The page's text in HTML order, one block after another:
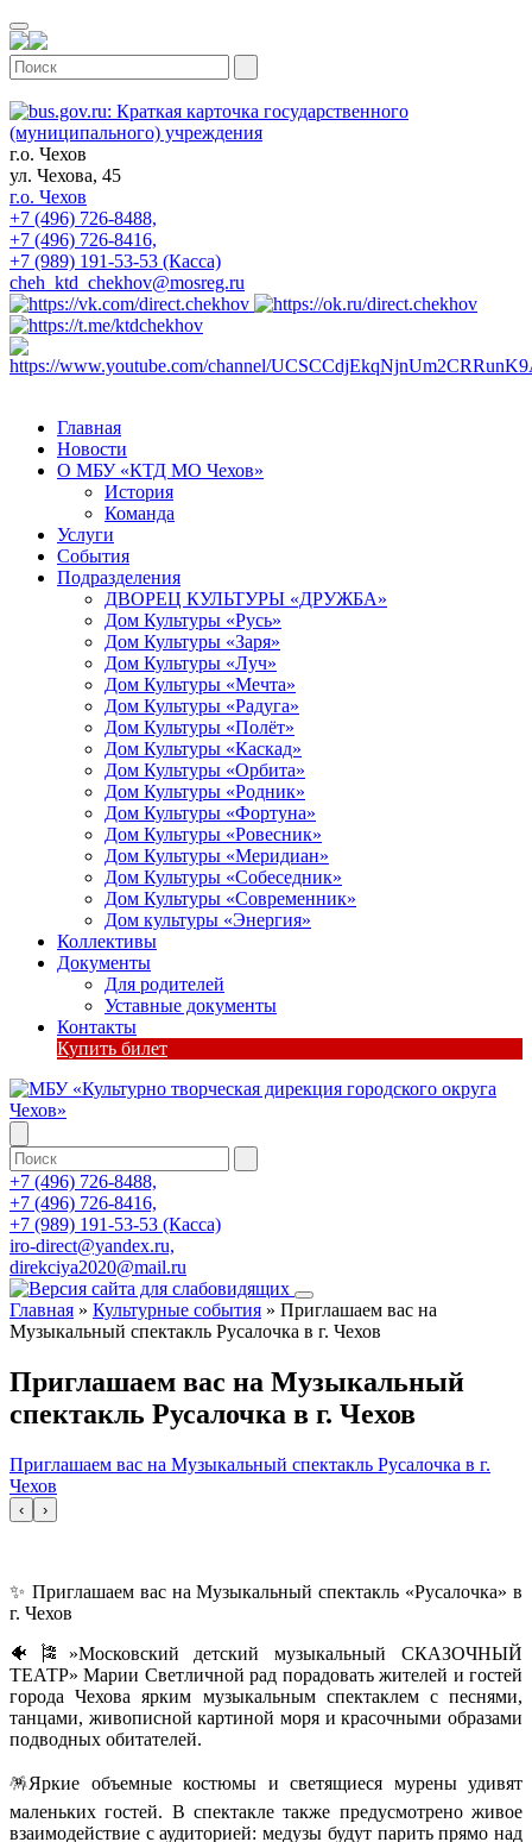
г.о. Чехов
ул. Чехова, 45
г.о. Чехов
+7 (496) 726-8488,
+7 (496) 726-8416,
+7 (989) 191-53-53 (Касса)
cheh_ktd_chekhov@mosreg.ru
Главная
Новости
О МБУ «КТД МО Чехов»
История
Команда
Услуги
События
Подразделения
ДВОРЕЦ КУЛЬТУРЫ «ДРУЖБА»
Дом Культуры «Русь»
Дом Культуры «Заря»
Дом Культуры «Луч»
Дом Культуры «Мечта»
Дом Культуры «Радуга»
Дом Культуры «Полёт»
Дом Культуры «Каскад»
Дом Культуры «Орбита»
Дом Культуры «Родник»
Дом Культуры «Фортуна»
Дом Культуры «Ровесник»
Дом Культуры «Меридиан»
Дом Культуры «Собеседник»
Дом Культуры «Современник»
Дом культуры «Энергия»
Коллективы
Документы
Для родителей
Уставные документы
Контакты
Купить билет
+7 (496) 726-8488,
+7 (496) 726-8416,
+7 (989) 191-53-53 (Касса)
iro-direct@yandex.ru,
direkciya2020@mail.ru
Главная » Культурные события » Приглашаем вас на
Музыкальный спектакль Русалочка в г. Чехов
Приглашаем вас на Музыкальный
спектакль Русалочка в г. Чехов
Приглашаем вас на Музыкальный спектакль Русалочка в г.
Чехов
‹ ›
✨ Приглашаем вас на Музыкальный спектакль «Русалочка» в
г. Чехов
🐠🎏»Московский детский музыкальный СКАЗОЧНЫЙ
ТЕАТР» Марии Светличной рад порадовать жителей и гостей
города Чехова ярким музыкальным спектаклем с песнями,
танцами, живописной картиной моря и красочными образами
подводных обитателей.
🪅Яркие объемные костюмы и светящиеся мурены удивят
маленьких гостей. В спектакле также предусмотрено живое
взаимодействие с аудиторией: медузы будут парить прямо над